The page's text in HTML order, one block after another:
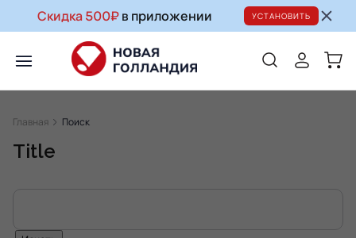
Скидка 500₽в приложении УСТАНОВИТЬ
Главная Поиск
Title